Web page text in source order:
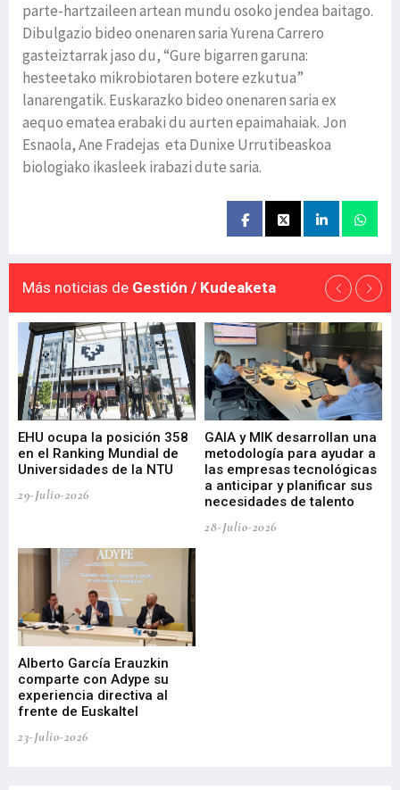
parte-hartzaileen artean mundu osoko jendea baitago.
Dibulgazio bideo onenaren saria Yurena Carrero
gasteiztarrak jaso du, “Gure bigarren garuna:
hesteetako mikrobiotaren botere ezkutua”
lanarengatik. Euskarazko bideo onenaren saria ex
aequo ematea erabaki du aurten epaimahaiak. Jon
Esnaola, Ane Fradejas eta Dunixe Urrutibeaskoa
biologiako ikasleek irabazi dute saria.
Más noticias de Gestión / Kudeaketa
EHU ocupa la posición 358
en el Ranking Mundial de
Universidades de la NTU
29-Julio-2026
GAIA y MIK desarrollan una
metodología para ayudar a
las empresas tecnológicas
a anticipar y planificar sus
necesidades de talento
28-Julio-2026
Alberto García Erauzkin
comparte con Adype su
experiencia directiva al
frente de Euskaltel
23-Julio-2026